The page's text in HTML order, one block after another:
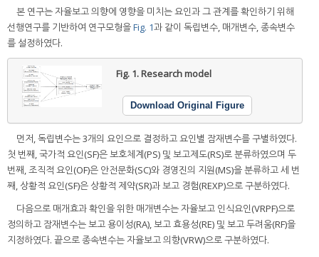
본 연구는 자율보고 의향에 영향을 미치는 요인과 그 관계를 확인하기 위해
선행연구를 기반하여 연구모형을Fig. 1과 같이 독립변수, 매개변수, 종속변수
를 설정하였다.
Fig. 1.Research model
Download Original Figure
먼저, 독립변수는 3개의 요인으로 결정하고 요인별 잠재변수를 구별하였다.
첫 번째, 국가적 요인(SF)은 보호체계(PS) 및 보고제도(RS)로 분류하였으며 두
번째, 조직적 요인(OF)은 안전문화(SC)와 경영진의 지원(MS)을 분류하고 세 번
째, 상황적 요인(SF)은 상황적 제약(SR)과 보고 경험(REXP)으로 구분하였다.
다음으로 매개효과 확인을 위한 매개변수는 자율보고 인식요인(VRPF)으로
정의하고 잠재변수는 보고 용이성(RA), 보고 효용성(RE) 및 보고 두려움(RF)을
지정하였다. 끝으로 종속변수는 자율보고 의향(VRW)으로 구분하였다.